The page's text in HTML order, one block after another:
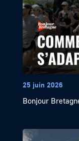
25 juin 2026
Bonjour